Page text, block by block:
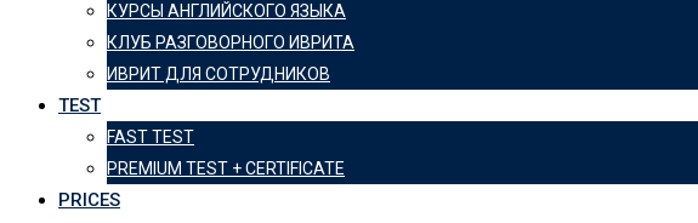
КУРСЫ АНГЛИЙСКОГО ЯЗЫКА
КЛУБ РАЗГОВОРНОГО ИВРИТА
ИВРИТ ДЛЯ СОТРУДНИКОВ
TEST
FAST TEST
PREMIUM TEST + CERTIFICATE
PRICES